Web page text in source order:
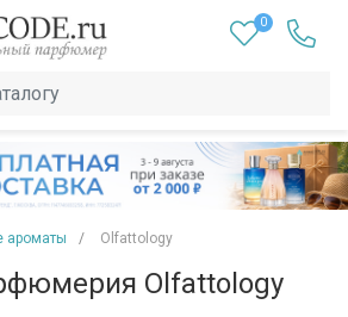
0
ароматы Olfattology
Olfattology